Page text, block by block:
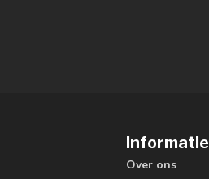
Informatie
Over ons